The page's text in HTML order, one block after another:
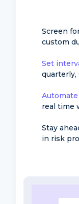
Screen
custom
Set
quarterly,
real time
Stay
in risk